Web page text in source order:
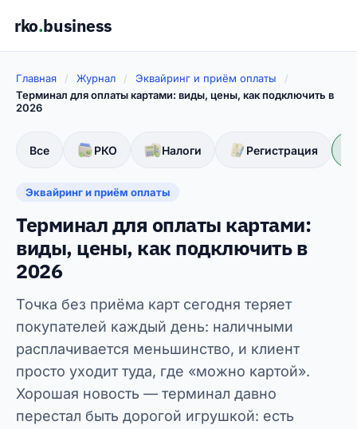
rko.business
Главная / Журнал / Эквайринг и приём оплаты
/
Терминал для оплаты картами: виды, цены, как подключить в
2026
Все РКО Налоги Регистрация
Эквайринг и приём оплаты
Терминал для оплаты картами:
виды, цены, как подключить в
2026
Точка без приёма карт сегодня теряет
покупателей каждый день: наличными
расплачивается меньшинство, и клиент
просто уходит туда, где «можно картой».
Хорошая новость — терминал давно
перестал быть дорогой игрушкой: есть